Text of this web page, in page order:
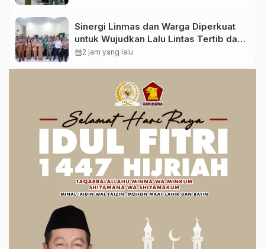
Sinergi Linmas dan Warga Diperkuat
untuk Wujudkan Lalu Lintas Tertib dan
Aman di Kota Mojokerto
calendar_month2 jam yang lalu